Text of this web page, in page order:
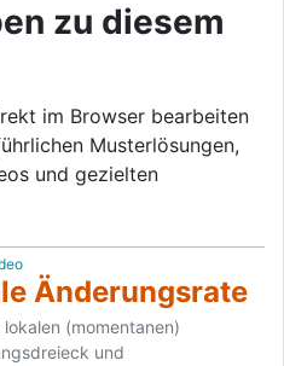
zu diesem
im Browser bearbeiten
Musterlösungen,
und gezielten
Änderungsrate
(momentanen)
und